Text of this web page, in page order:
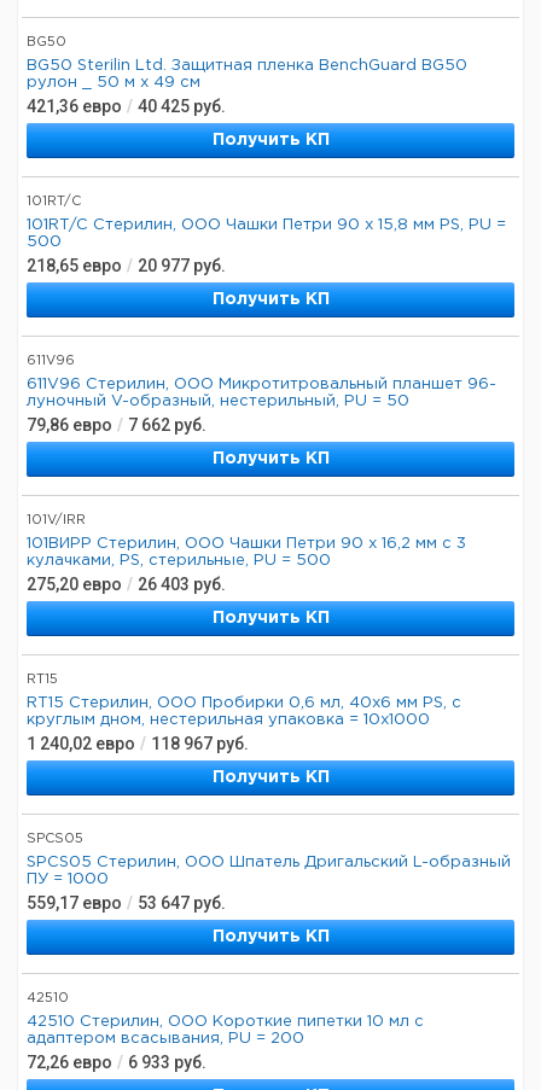
BG50
BG50 Sterilin Ltd. Защитная пленка BenchGuard BG50
рулон _ 50 м х 49 см
421,36 евро / 40 425 руб.
Получить КП
101RT/C
101RT/C Стерилин, ООО Чашки Петри 90 х 15,8 мм PS, PU =
500
218,65 евро / 20 977 руб.
Получить КП
611V96
611V96 Стерилин, ООО Микротитровальный планшет 96-
луночный V-образный, нестерильный, PU = 50
79,86 евро / 7 662 руб.
Получить КП
101V/IRR
101ВИРР Стерилин, ООО Чашки Петри 90 х 16,2 мм с 3
кулачками, PS, стерильные, PU = 500
275,20 евро / 26 403 руб.
Получить КП
RT15
RT15 Стерилин, ООО Пробирки 0,6 мл, 40x6 мм PS, с
круглым дном, нестерильная упаковка = 10x1000
1 240,02 евро / 118 967 руб.
Получить КП
SPCS05
SPCS05 Стерилин, ООО Шпатель Дригальский L-образный
ПУ = 1000
559,17 евро / 53 647 руб.
Получить КП
42510
42510 Стерилин, ООО Короткие пипетки 10 мл с
адаптером всасывания, PU = 200
72,26 евро / 6 933 руб.